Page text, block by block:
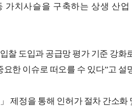
가치사슬을 구축하는 상생 산업
찰 도입과 공급망 평가 기준 강화
한 이슈로 떠오를 수 있다”고 설
」제정을 통해 인허가 절차 간소화